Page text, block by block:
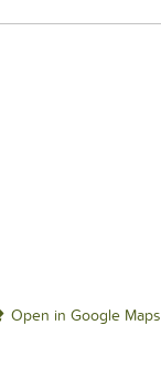
Open in Google Maps